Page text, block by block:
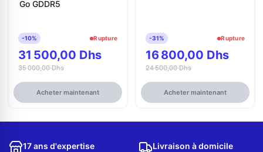
Go GDDR5
-10% Rupture
31 500,00 Dhs
35 000,00 Dhs
Acheter maintenant
-31% Rupture
16 800,00 Dhs
24 500,00 Dhs
Acheter maintenant
17 ans d'expertise Livraison à domicile